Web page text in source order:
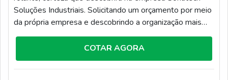
Soluções Industriais. Solicitando um orçamento por meio
da própria empresa e descobrindo a organização mais
competente do ramo.MAIS INFORMAÇÕES SOBRE
EMPRESA DE PONTE ROLANTEQuem busca por uma
empresa de ponte rolante que preza pela segurança,
acha a Sonatech Soluções Industriais. Atuando com
COTAR AGORA